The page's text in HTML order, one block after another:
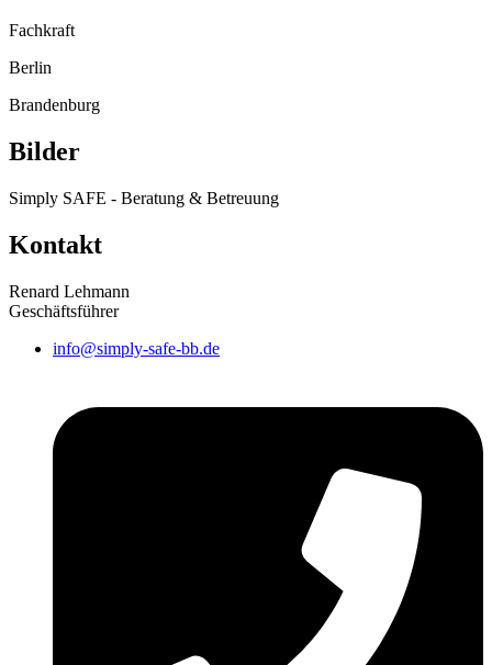
Fachkraft
Berlin
Brandenburg
Bilder
Simply SAFE - Beratung & Betreuung
Kontakt
Renard Lehmann
Geschäftsführer
info@simply-safe-bb.de